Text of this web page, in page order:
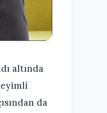
altında
da